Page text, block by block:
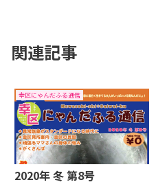
関連記事
幸区にゃんだふる通信
2020年 冬 第8号